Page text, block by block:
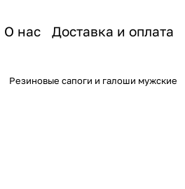
О нас Доставка и оплата
Резиновые сапоги и галоши мужские